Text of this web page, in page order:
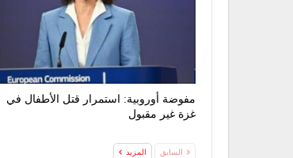
مفوضة أوروبية: استمرار قتل الأطفال في
غزة غير مقبول
السابق المزيد